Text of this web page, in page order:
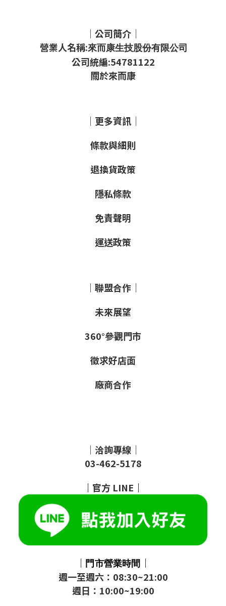
｜公司簡介｜
營業人名稱:來而康生技股份有限公司
公司統編:54781122
關於來而康
｜更多資訊｜
條款與細則
退換貨政策
隱私條款
免責聲明
運送政策
｜聯盟合作｜
未來展望
360°參觀門市
徵求好店面
廠商合作
｜洽詢專線｜
03-462-5178
｜ 官方 LINE ｜
｜ 門市營業時間 ｜
週一至週六：08:30~21:00
週日：10:00~19:00